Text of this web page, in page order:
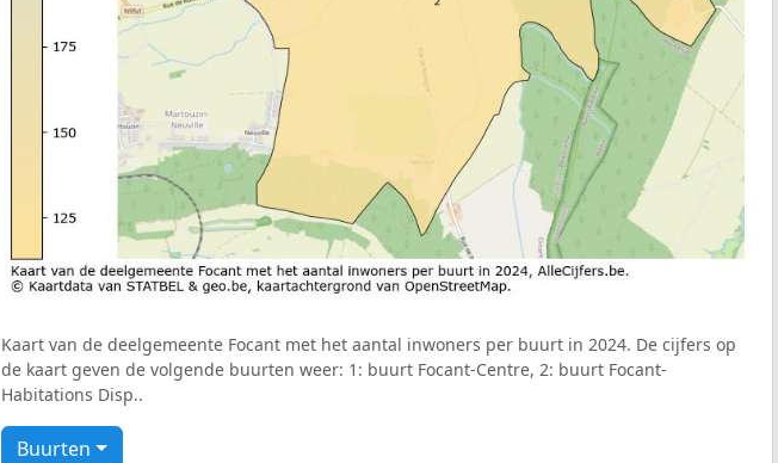
Kaart van de deelgemeente Focant met het aantal inwoners per buurt in 2024. De cijfers op
de kaart geven de volgende buurten weer: 1: buurt Focant-Centre, 2: buurt Focant-
Habitations Disp..
Buurten